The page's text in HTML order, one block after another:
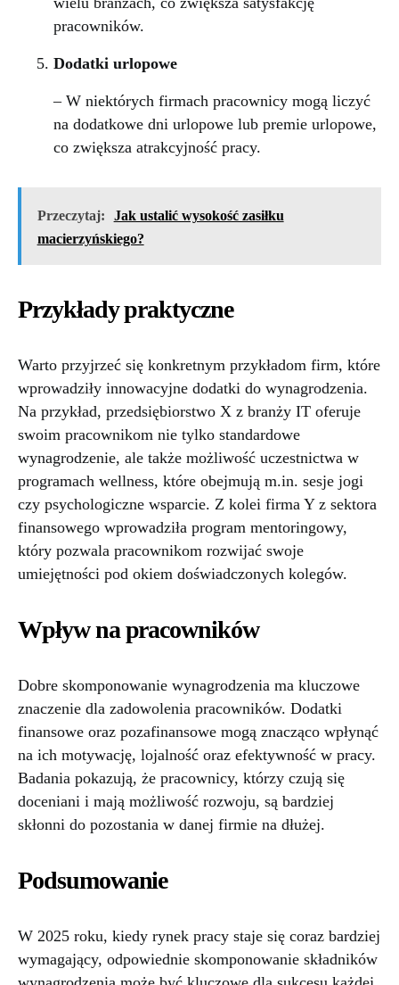
pracowników.
Dodatki urlopowe
– W niektórych firmach pracownicy mogą liczyć
na dodatkowe dni urlopowe lub premie urlopowe,
co zwiększa atrakcyjność pracy.
Przeczytaj:
Jak ustalić wysokość zasiłku
macierzyńskiego?
Przykłady praktyczne
Warto przyjrzeć się konkretnym przykładom firm, które
wprowadziły innowacyjne dodatki do wynagrodzenia.
Na przykład, przedsiębiorstwo X z branży IT oferuje
swoim pracownikom nie tylko standardowe
wynagrodzenie, ale także możliwość uczestnictwa w
programach wellness, które obejmują m.in. sesje jogi
czy psychologiczne wsparcie. Z kolei firma Y z sektora
finansowego wprowadziła program mentoringowy,
który pozwala pracownikom rozwijać swoje
umiejętności pod okiem doświadczonych kolegów.
Wpływ na pracowników
Dobre skomponowanie wynagrodzenia ma kluczowe
znaczenie dla zadowolenia pracowników. Dodatki
finansowe oraz pozafinansowe mogą znacząco wpłynąć
na ich motywację, lojalność oraz efektywność w pracy.
Badania pokazują, że pracownicy, którzy czują się
doceniani i mają możliwość rozwoju, są bardziej
skłonni do pozostania w danej firmie na dłużej.
Podsumowanie
W 2025 roku, kiedy rynek pracy staje się coraz bardziej
wymagający, odpowiednie skomponowanie składników